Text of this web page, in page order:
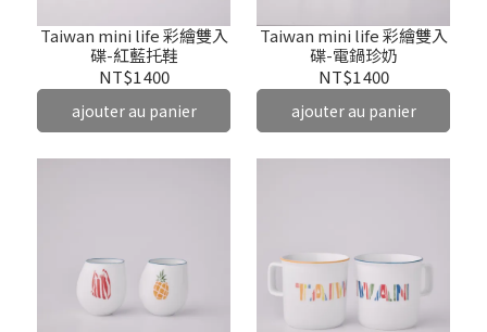
Taiwan mini life 彩繪雙入
碟-紅藍托鞋
NT$1 400
ajouter au panier
Taiwan mini life 彩繪雙入
碟-電鍋珍奶
NT$1 400
ajouter au panier